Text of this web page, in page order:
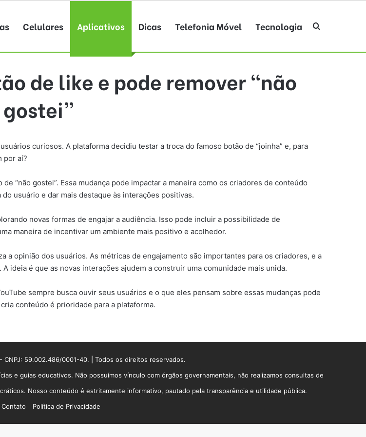
Celulares Aplicativos Dicas Telefonia Móvel Tecnologia Procurar por
de like e pode remover “não
gostei”
curiosos. A plataforma decidiu testar a troca do famoso botão de “joinha” e, para
por aí?
“não gostei”. Essa mudança pode impactar a maneira como os criadores de conteúdo
usuário e dar mais destaque às interações positivas.
novas formas de engajar a audiência. Isso pode incluir a possibilidade de
maneira de incentivar um ambiente mais positivo e acolhedor.
a opinião dos usuários. As métricas de engajamento são importantes para os criadores, e a
ideia é que as novas interações ajudem a construir uma comunidade mais unida.
sempre busca ouvir seus usuários e o que eles pensam sobre essas mudanças pode
conteúdo é prioridade para a plataforma.
CNPJ: 59.002.486/0001-40. | Todos os direitos reservados.
e guias educativos. Não possuímos vínculo com órgãos governamentais, não realizamos consultas de
Nosso conteúdo é estritamente informativo, pautado pela transparência e utilidade pública.
Contato Política de Privacidade